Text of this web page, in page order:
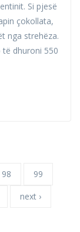
Si pjesë
çokollata,
nga strehëza.
dhuroni 550
98
99
next ›